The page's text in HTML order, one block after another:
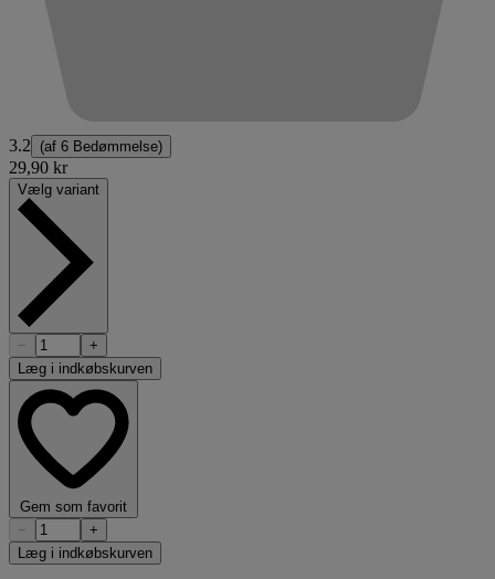
3.2 (af 6 Bedømmelse)
29,90 kr
Vælg variant
−
+
Læg i indkøbskurven
Gem som favorit
−
+
Læg i indkøbskurven